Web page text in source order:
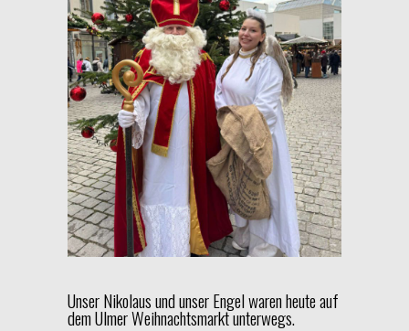
Unser Nikolaus und unser Engel waren heute auf
dem Ulmer Weihnachtsmarkt unterwegs.